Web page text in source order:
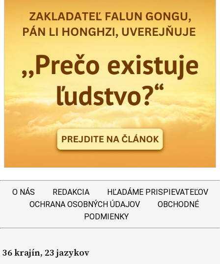
O NÁS REDAKCIA
HĽADÁME PRISPIEVATEĽOV
OCHRANA OSOBNÝCH ÚDAJOV
OBCHODNÉ
PODMIENKY
36 krajín, 23 jazykov